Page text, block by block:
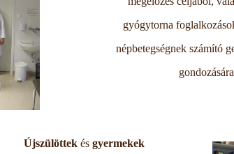
gyógytorna
népbetegségnek számító
Újszülöttekés gyermekek